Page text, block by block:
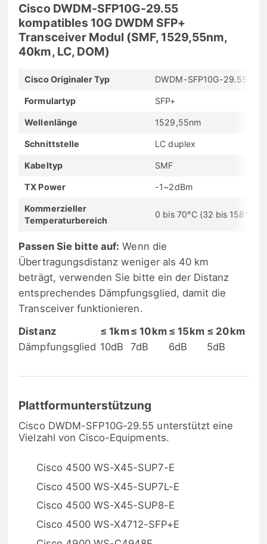
Cisco DWDM-SFP10G-29.55
kompatibles 10G DWDM SFP+
Transceiver Modul (SMF, 1529,55nm,
40km, LC, DOM)
Cisco Originaler Typ DWDM-SFP10G-29.55
Formulartyp SFP+
Wellenlänge 1529,55nm
Schnittstelle LC duplex
Kabeltyp SMF
TX Power -1~2dBm
Kommerzieller
Temperaturbereich
0 bis 70°C (32 bis 158°F)
Passen Sie bitte auf: Wenn die
Übertragungsdistanz weniger als 40 km
beträgt, verwenden Sie bitte ein der Distanz
entsprechendes Dämpfungsglied, damit die
Transceiver funktionieren.
Distanz
≤ 1km≤ 10km ≤ 15km ≤ 20km
Dämpfungsglied 10dB 7dB 6dB 5dB
Plattformunterstützung
Cisco DWDM-SFP10G-29.55 unterstützt eine
Vielzahl von Cisco-Equipments.
Cisco 4500 WS-X45-SUP7-E
Cisco 4500 WS-X45-SUP7L-E
Cisco 4500 WS-X45-SUP8-E
Cisco 4500 WS-X4712-SFP+E